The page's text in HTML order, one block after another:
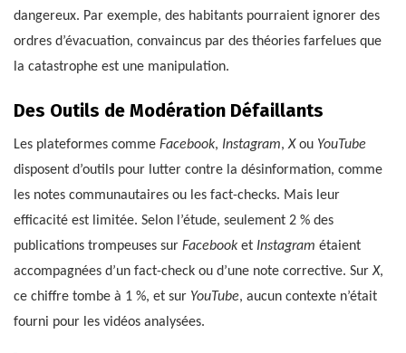
dangereux. Par exemple, des habitants pourraient ignorer des
ordres d’évacuation, convaincus par des théories farfelues que
la catastrophe est une manipulation.
Des Outils de Modération Défaillants
Les plateformes comme Facebook, Instagram,X ou YouTube
disposent d’outils pour lutter contre la désinformation, comme
les notes communautaires ou les fact-checks. Mais leur
efficacité est limitée. Selon l’étude, seulement 2 % des
publications trompeuses sur Facebook et Instagram étaient
accompagnées d’un fact-check ou d’une note corrective. SurX,
ce chiffre tombe à 1 %, et sur YouTube, aucun contexte n’était
fourni pour les vidéos analysées.